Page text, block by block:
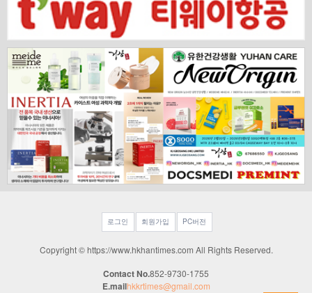
로그인 회원가입 PC버전
Copyright © https://www.hkhantimes.com All Rights Reserved.
Contact No.852-9730-1755
E.mailhkkrtimes@gmail.com